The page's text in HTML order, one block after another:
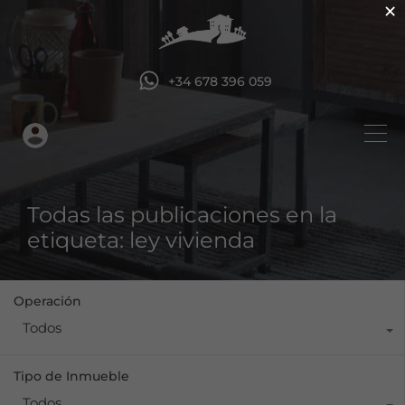
+34 678 396 059
Todas las publicaciones en la
etiqueta: ley vivienda
Operación
Todos
Tipo de Inmueble
×